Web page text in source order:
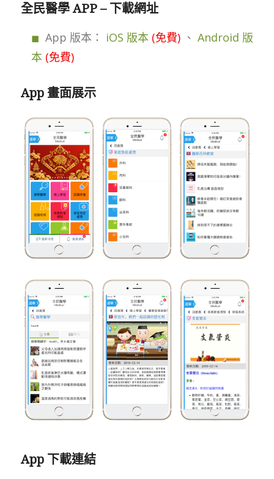
全民醫學 APP – 下載網址
App 版本： iOS 版本 (免費)、 Android 版
本 (免費)
App 畫面展示
App 下載連結